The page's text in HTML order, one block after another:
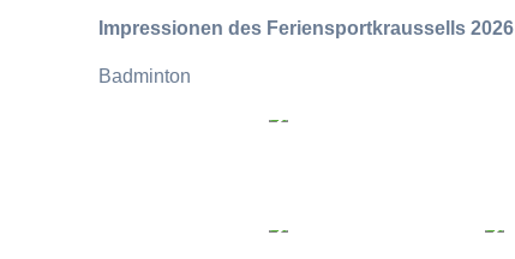
Impressionen des Feriensportkraussells 2026
Badminton